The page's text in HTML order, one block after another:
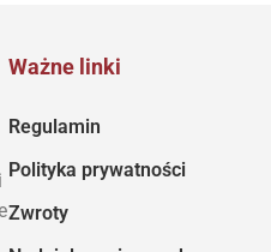
Ważne linki
Regulamin
Polityka prywatności
Zwroty